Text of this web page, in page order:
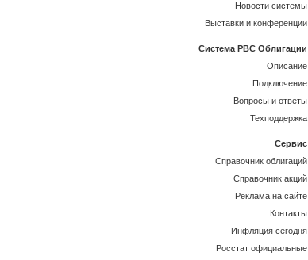
Новости системы
Выставки и конференции
Система РВС Облигации
Описание
Подключение
Вопросы и ответы
Техподдержка
Сервис
Справочник облигаций
Справочник акций
Реклама на сайте
Контакты
Инфляция сегодня
Росстат официальные